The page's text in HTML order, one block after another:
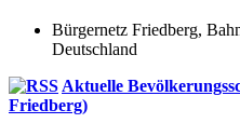
Bürgernetz Friedberg,
Deutschland
Aktuelle
Friedberg)